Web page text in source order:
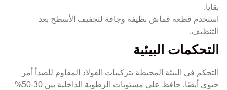
بقايا.
استخدم قطعة قماش نظيفة وجافة لتجفيف الأسطح بعد
التنظيف.
التحكمات البيئية
التحكم في البيئة المحيطة بتركيبات الفولاذ المقاوم للصدأ أمر
حيوي أيضًا. حافظ على مستويات الرطوبة الداخلية بين 30-50%